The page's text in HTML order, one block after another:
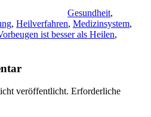
Gesundheit,
, Heilverfahren, Medizinsystem,
ist besser als Heilen,
veröffentlicht. Erforderliche